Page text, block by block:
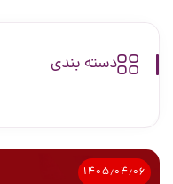
دسته بندی
۱۴۰۵٫۰۴٫۰۶